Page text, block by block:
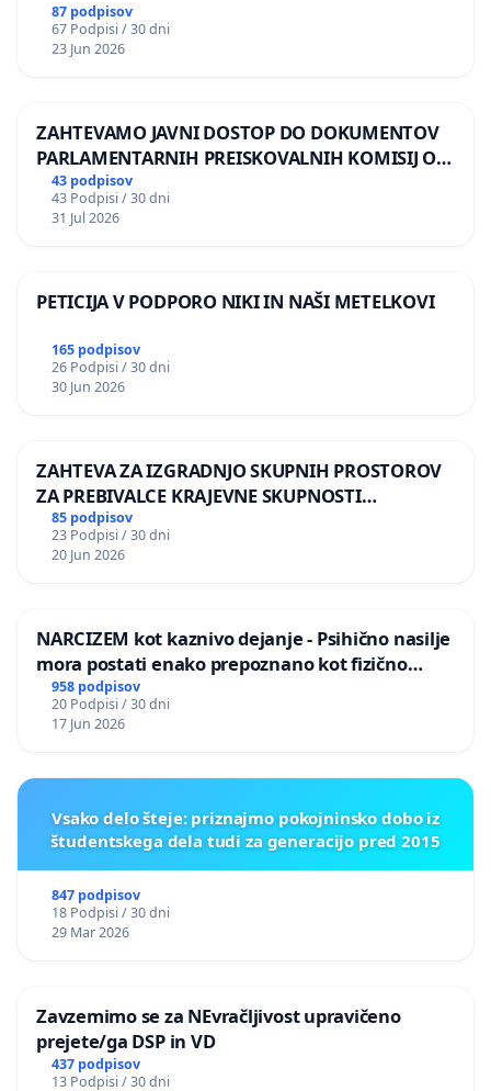
87 podpisov
67 Podpisi / 30 dni
23 Jun 2026
ZAHTEVAMO JAVNI DOSTOP DO DOKUMENTOV
PARLAMENTARNIH PREISKOVALNIH KOMISIJ O
ILEGALNI TRGOVINI Z OROŽJEM
43 podpisov
43 Podpisi / 30 dni
31 Jul 2026
PETICIJA V PODPORO NIKI IN NAŠI METELKOVI
165 podpisov
26 Podpisi / 30 dni
30 Jun 2026
ZAHTEVA ZA IZGRADNJO SKUPNIH PROSTOROV
ZA PREBIVALCE KRAJEVNE SKUPNOSTI
PRESTRANEK
85 podpisov
23 Podpisi / 30 dni
20 Jun 2026
NARCIZEM kot kaznivo dejanje - Psihično nasilje
mora postati enako prepoznano kot fizično
nasilje
958 podpisov
20 Podpisi / 30 dni
17 Jun 2026
Vsako delo šteje: priznajmo pokojninsko dobo iz
študentskega dela tudi za generacijo pred 2015
847 podpisov
18 Podpisi / 30 dni
29 Mar 2026
Zavzemimo se za NEvračljivost upravičeno
prejete/ga DSP in VD
437 podpisov
13 Podpisi / 30 dni